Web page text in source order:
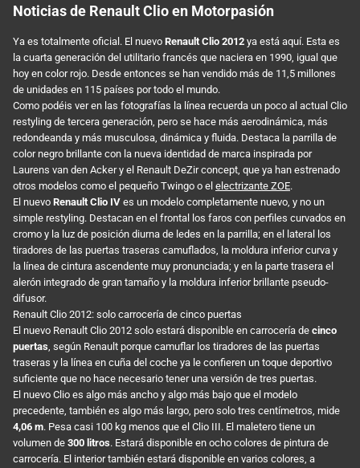
Noticias de Renault Clio en Motorpasión
Ya es totalmente oficial. El nuevo Renault Clio 2012 ya está aquí. Esta es
la cuarta generación del utilitario francés que naciera en 1990, igual que
hoy en color rojo. Desde entonces se han vendido más de 11,5 millones
de unidades en 115 países por todo el mundo.
Como podéis ver en las fotografías la línea recuerda un poco al actual Clio
restyling de tercera generación, pero se hace más aerodinámica, más
redondeanda y más musculosa, dinámica y fluida. Destaca la parrilla de
color negro brillante con la nueva identidad de marca inspirada por
Laurens van den Acker y el Renault DeZir concept, que ya han estrenado
otros modelos como el pequeño Twingo o el electrizante ZOE.
El nuevo Renault Clio IV es un modelo completamente nuevo, y no un
simple restyling. Destacan en el frontal los faros con perfiles curvados en
cromo y la luz de posición diurna de ledes en la parrilla; en el lateral los
tiradores de las puertas traseras camuflados, la moldura inferior curva y
la línea de cintura ascendente muy pronunciada; y en la parte trasera el
alerón integrado de gran tamaño y la moldura inferior brillante pseudo-
difusor.
Renault Clio 2012: solo carrocería de cinco puertas
El nuevo Renault Clio 2012 solo estará disponible en carrocería de cinco
puertas, según Renault porque camuflar los tiradores de las puertas
traseras y la línea en cuña del coche ya le confieren un toque deportivo
suficiente que no hace necesario tener una versión de tres puertas.
El nuevo Clio es algo más ancho y algo más bajo que el modelo
precedente, también es algo más largo, pero solo tres centímetros, mide
4,06 m. Pesa casi 100 kg menos que el Clio III. El maletero tiene un
volumen de 300 litros. Estará disponible en ocho colores de pintura de
carrocería. El interior también estará disponible en varios colores, a